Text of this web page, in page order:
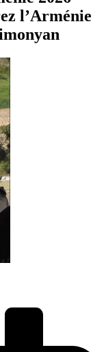
l’Arménie